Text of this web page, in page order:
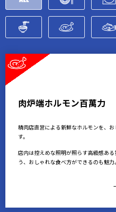
肉炉端ホルモン百萬力
精肉店直営による新鮮なホルモンを、
す。
店内は控えめな照明が照らす高級感あ
う、おしゃれな食べ方ができるのも魅力